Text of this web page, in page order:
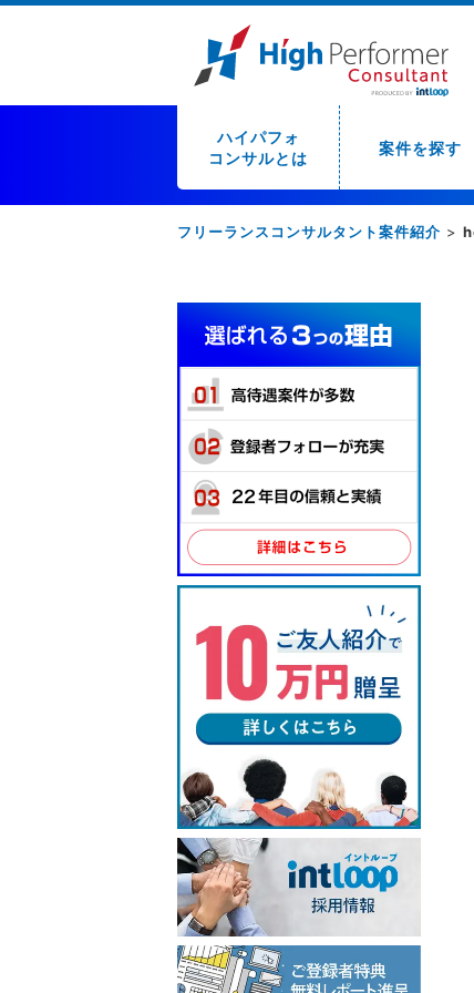
ハイパフォ
コンサルとは
案件を探す
フリーランスコンサルタント案件紹介 >